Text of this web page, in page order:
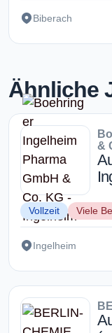
Biberach
Ähnliche
&
Vollzeit Viele
Ingelheim